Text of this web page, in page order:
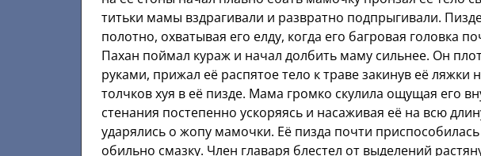
титьки мамы вздрагивали и развратно подпрыгивали.
полотно, охватывая его елду, когда его багровая головка
Пахан поймал кураж и начал долбить маму сильнее. Он
руками, прижал её распятое тело к траве закинув её ляжки
толчков хуя в её пизде. Мама громко скулила ощущая его
стенания постепенно ускоряясь и насаживая её на всю
ударялись о жопу мамочки. Её пизда почти
обильно смазку. Член главаря блестел от выделений